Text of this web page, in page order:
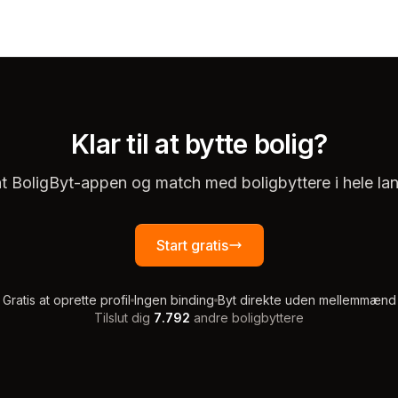
Klar til at bytte bolig?
BoligByt-appen og match med boligbyttere i hele
Start gratis
Gratis at oprette profil Ingen binding Byt direkte uden mellemmænd
Tilslut dig 7.792 andre boligbyttere